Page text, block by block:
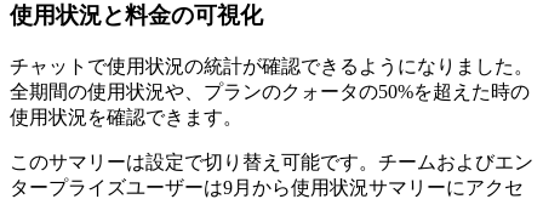
使用状況と料金の可視化
チャットで使用状況の統計が確認できるようになりました。
全期間の使用状況や、プランのクォータの50%を超えた時の
使用状況を確認できます。
このサマリーは設定で切り替え可能です。チームおよびエン
タープライズユーザーは9月から使用状況サマリーにアクセ